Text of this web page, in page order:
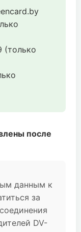
(только
после
данным к
за
DV-